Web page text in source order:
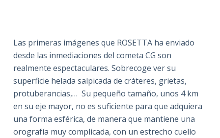
Las primeras imágenes que ROSETTA ha enviado
desde las inmediaciones del cometa CG son
realmente espectaculares. Sobrecoge ver su
superficie helada salpicada de cráteres, grietas,
protuberancias,… Su pequeño tamaño, unos 4 km
en su eje mayor, no es suficiente para que adquiera
una forma esférica, de manera que mantiene una
orografía muy complicada, con un estrecho cuello